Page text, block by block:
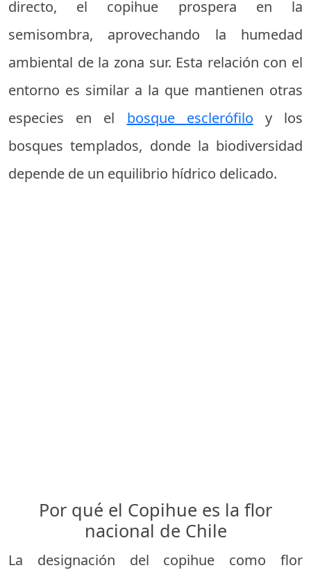
directo, el copihue prospera en la
semisombra, aprovechando la humedad
ambiental de la zona sur. Esta relación con el
entorno es similar a la que mantienen otras
especies en el bosque esclerófilo y los
bosques templados, donde la biodiversidad
depende de un equilibrio hídrico delicado.
Por qué el Copihue es la flor
nacional de Chile
La designación del copihue como flor